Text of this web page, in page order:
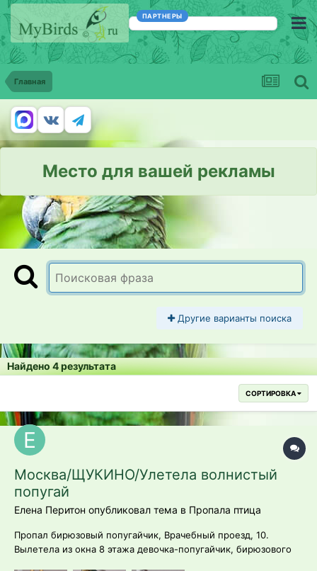
ПАРТНЕРЫ
Главная
Место для вашей рекламы
Другие варианты поиска
Найдено 4 результата
СОРТИРОВКА
Москва/ЩУКИНО/Улетела волнистый
попугай
Елена Перитон опубликовал тема в Пропала птица
Пропал бирюзовый попугайчик, Врачебный проезд, 10.
Вылетела из окна 8 этажа девочка-попугайчик, бирюзового